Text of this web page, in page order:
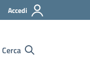
Accedi
Cerca